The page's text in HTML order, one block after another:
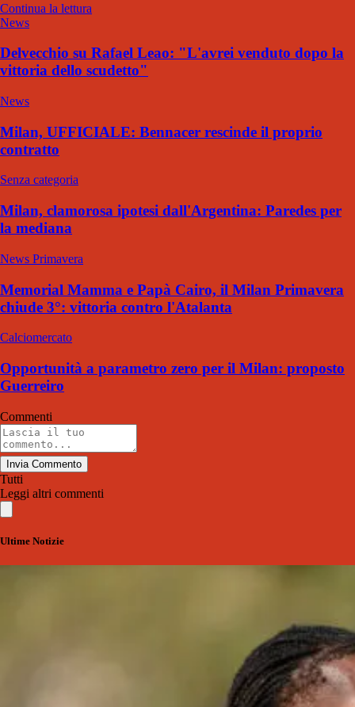
Continua la lettura
News
Delvecchio su Rafael Leao: "L'avrei venduto dopo la
vittoria dello scudetto"
News
Milan, UFFICIALE: Bennacer rescinde il proprio
contratto
Senza categoria
Milan, clamorosa ipotesi dall'Argentina: Paredes per
la mediana
News Primavera
Memorial Mamma e Papà Cairo, il Milan Primavera
chiude 3°: vittoria contro l'Atalanta
Calciomercato
Opportunità a parametro zero per il Milan: proposto
Guerreiro
Commenti
Invia Commento
Tutti
Leggi altri commenti
Ultime Notizie